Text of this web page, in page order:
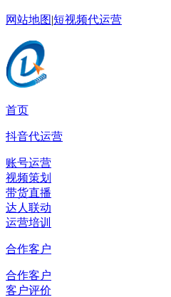
网站地图|短视频代运营
首页
抖音代运营
账号运营
视频策划
带货直播
达人联动
运营培训
合作客户
合作客户
客户评价